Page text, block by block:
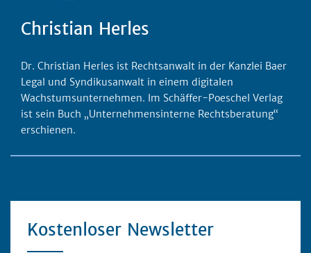
Christian Herles
Dr. Christian Herles ist Rechtsanwalt in der Kanzlei Baer
Legal und Syndikusanwalt in einem digitalen
Wachstumsunternehmen. Im Schäffer-Poeschel Verlag
ist sein Buch „Unternehmensinterne Rechtsberatung“
erschienen.
Kostenloser Newsletter